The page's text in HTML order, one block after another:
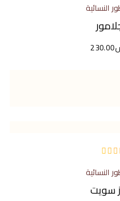
النسائية
230.00
النسائية
سويت